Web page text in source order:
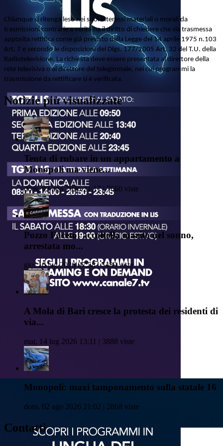
Chiunque si ritenga leso nei suoi interessi materiali o morali da
trasmissioni contrarie a verità ha il diritto di chiedere che sia trasmessa
apposita rettifica come già previsto dalla Legge del 14 aprile 1975 n.103
Art. 7 e secondo le disposizioni del Dlgs. 177/2005 Art. 32 del T.U. della
Radiotelevisione. La richiesta deve essere presentata al direttore della
rete televisiva o al direttore del telegiornale, nei cui programmi la
trasmissione da rettificare si è verificata.
Notizie più visualizzate
Tenta di rubare in un appartamento a
Monopoli ma viene...
dom, 02 ago 2026 21:17 | 7660 viste
Pozzo Faceto: accoltella marito nel sonno,
arrestata mo...
gio, 16 lug 2026 07:58 | 5489 viste
A Mola di Bari cresce la protesta dei residenti di
via...
mar, 14 lug 2026 13:11 | 3888 viste
Monopoli: maxi tamponamento sulla statale 16
dom, 02 ago 2026 21:02 | 2868 viste
Contatti